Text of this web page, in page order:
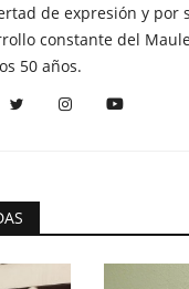
de expresión y por
constante del
50 años.